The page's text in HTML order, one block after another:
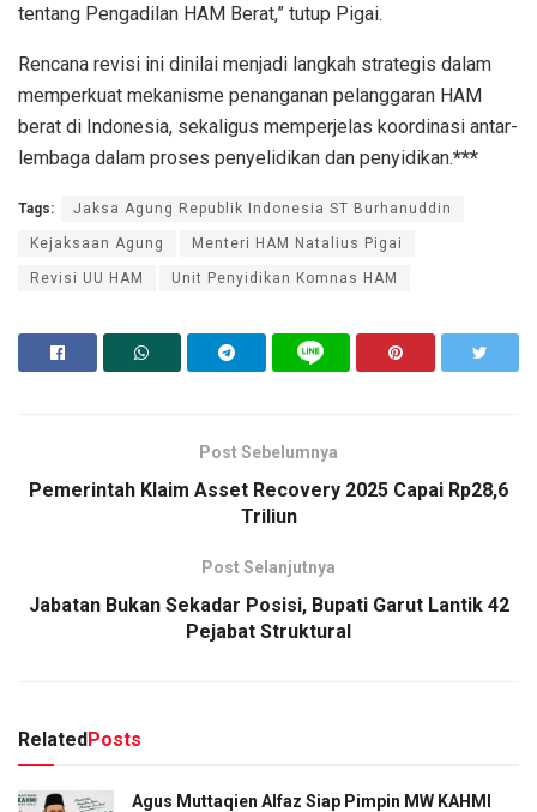
tentang Pengadilan HAM Berat,” tutup Pigai.
Rencana revisi ini dinilai menjadi langkah strategis dalam
memperkuat mekanisme penanganan pelanggaran HAM
berat di Indonesia, sekaligus memperjelas koordinasi antar-
lembaga dalam proses penyelidikan dan penyidikan.***
Tags: Jaksa Agung Republik Indonesia ST Burhanuddin
Kejaksaan Agung Menteri HAM Natalius Pigai
Revisi UU HAM Unit Penyidikan Komnas HAM
Post Sebelumnya
Pemerintah Klaim Asset Recovery 2025 Capai Rp28,6
Triliun
Post Selanjutnya
Jabatan Bukan Sekadar Posisi, Bupati Garut Lantik 42
Pejabat Struktural
RelatedPosts
Agus Muttaqien Alfaz Siap Pimpin MW KAHMI